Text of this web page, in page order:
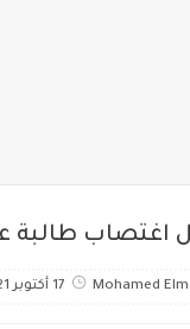
اغتصاب طالبة
Mohamed 17 أكتوبر 2021